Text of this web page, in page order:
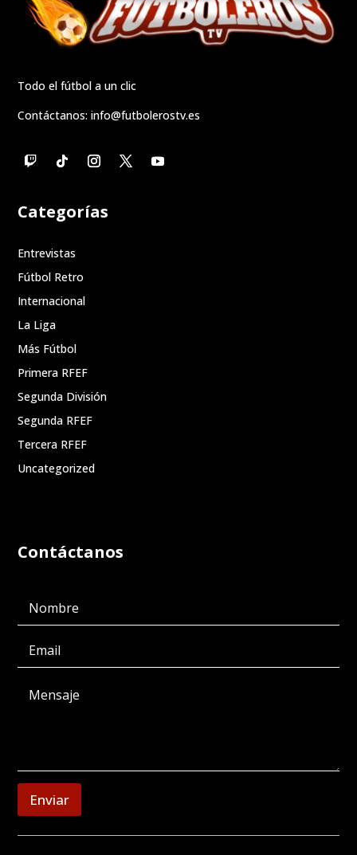
Todo el fútbol a un clic
Contáctanos:info@futbolerostv.es
Categorías
Entrevistas
Fútbol Retro
Internacional
La Liga
Más Fútbol
Primera RFEF
Segunda División
Segunda RFEF
Tercera RFEF
Uncategorized
Contáctanos
Enviar